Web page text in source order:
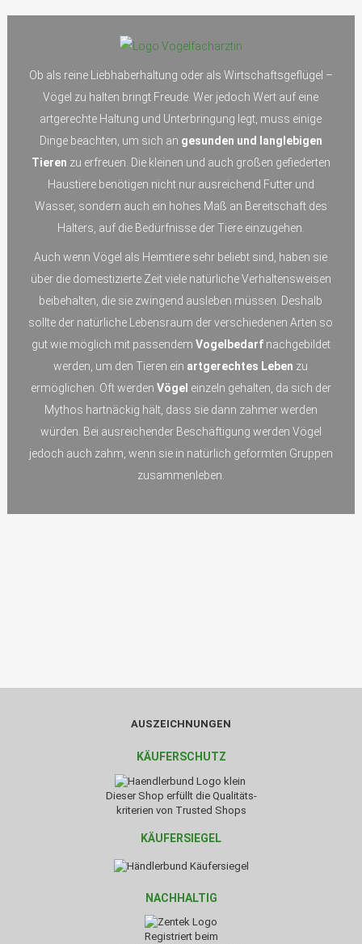
Ob als reine Liebhaberhaltung oder als Wirtschaftsgeflügel –
Vögel zu halten bringt Freude. Wer jedoch Wert auf eine
artgerechte Haltung und Unterbringung legt, muss einige
Dinge beachten, um sich an gesunden und langlebigen
Tieren zu erfreuen. Die kleinen und auch großen gefiederten
Haustiere benötigen nicht nur ausreichend Futter und
Wasser, sondern auch ein hohes Maß an Bereitschaft des
Halters, auf die Bedürfnisse der Tiere einzugehen.
Auch wenn Vögel als Heimtiere sehr beliebt sind, haben sie
über die domestizierte Zeit viele natürliche Verhaltensweisen
beibehalten, die sie zwingend ausleben müssen. Deshalb
sollte der natürliche Lebensraum der verschiedenen Arten so
gut wie möglich mit passendem Vogelbedarfnachgebildet
werden, um den Tieren ein artgerechtes Leben zu
ermöglichen. Oft werden Vögel einzeln gehalten, da sich der
Mythos hartnäckig hält, dass sie dann zahmer werden
würden. Bei ausreichender Beschäftigung werden Vögel
jedoch auch zahm, wenn sie in natürlich geformten Gruppen
zusammenleben.
AUSZEICHNUNGEN
KÄUFERSCHUTZ
Dieser Shop erfüllt die Qualitäts-
kriterien von Trusted Shops
KÄUFERSIEGEL
NACHHALTIG
Registriert beim